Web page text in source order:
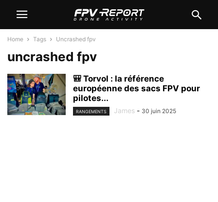
Home Tags Uncrashed fpv
uncrashed fpv
🎒 Torvol : la référence
européenne des sacs FPV pour
pilotes...
RANGEMENTS James - 30 juin 2025